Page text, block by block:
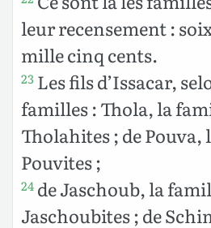
leur recensement :
mille cinq cents.
23 Les fils d’Issacar,
familles : Thola, la
Tholahites ; de Pouva,
Pouvites ;
24 de Jaschoub, la
Jaschoubites ; de